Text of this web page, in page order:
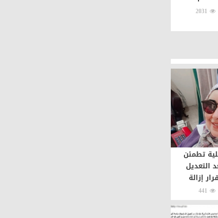
2031
تطمئن
التعديل
إزالة
441